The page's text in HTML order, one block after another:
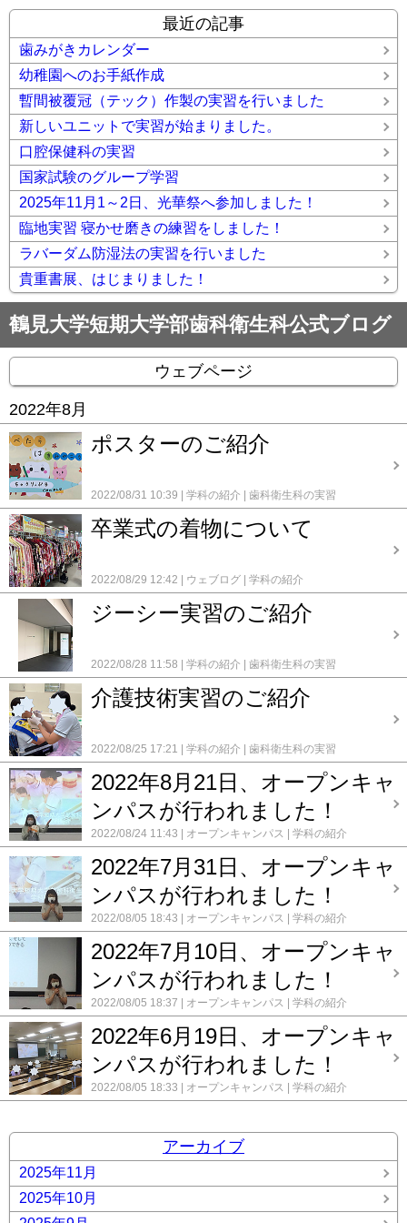
最近の記事
歯みがきカレンダー
幼稚園へのお手紙作成
暫間被覆冠（テック）作製の実習を行いました
新しいユニットで実習が始まりました。
口腔保健科の実習
国家試験のグループ学習
2025年11月1～2日、光華祭へ参加しました！
臨地実習 寝かせ磨きの練習をしました！
ラバーダム防湿法の実習を行いました
貴重書展、はじまりました！
鶴見大学短期大学部歯科衛生科公式ブログ
ウェブページ
2022年8月
ポスターのご紹介
2022/08/31 10:39 学科の紹介 歯科衛生科の実習
卒業式の着物について
2022/08/29 12:42 ウェブログ 学科の紹介
ジーシー実習のご紹介
2022/08/28 11:58 学科の紹介 歯科衛生科の実習
介護技術実習のご紹介
2022/08/25 17:21 学科の紹介 歯科衛生科の実習
2022年8月21日、オープンキャ
ンパスが行われました！
2022/08/24 11:43 オープンキャンパス 学科の紹介
2022年7月31日、オープンキャ
ンパスが行われました！
2022/08/05 18:43 オープンキャンパス 学科の紹介
2022年7月10日、オープンキャ
ンパスが行われました！
2022/08/05 18:37 オープンキャンパス 学科の紹介
2022年6月19日、オープンキャ
ンパスが行われました！
2022/08/05 18:33 オープンキャンパス 学科の紹介
アーカイブ
2025年11月
2025年10月